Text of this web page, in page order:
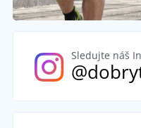
Sledujte náš